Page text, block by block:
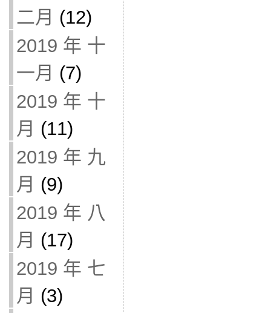
二月 (12)
2019 年 十
一月 (7)
2019 年 十
月 (11)
2019 年 九
月 (9)
2019 年 八
月 (17)
2019 年 七
月 (3)